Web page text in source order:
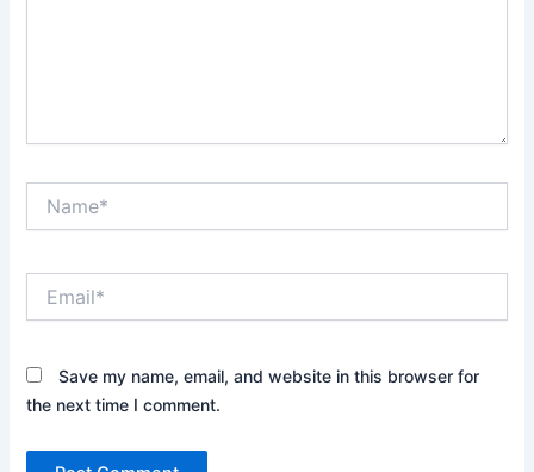
Save my name, email, and website in this browser for
the next time I comment.